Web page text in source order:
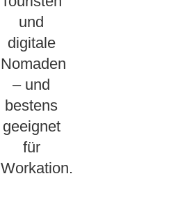
und
digitale
Nomaden
– und
bestens
geeignet
für
Workation.